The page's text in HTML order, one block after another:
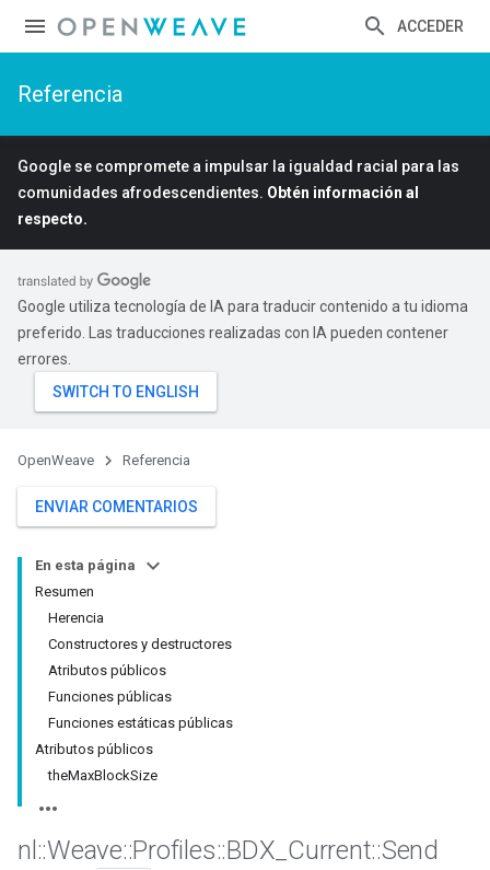
ACCEDER
Referencia
Google se compromete a impulsar la igualdad racial para las
comunidades afrodescendientes. Obtén información al
respecto.
Google utiliza tecnología de IA para traducir contenido a tu idioma
preferido. Las traducciones realizadas con IA pueden contener
errores.
OpenWeave Referencia
ENVIAR COMENTARIOS
En esta página
Resumen
Herencia
Constructores y destructores
Atributos públicos
Funciones públicas
Funciones estáticas públicas
Atributos públicos
theMaxBlockSize
nl ::Weave::Profiles::BDX Current::Send